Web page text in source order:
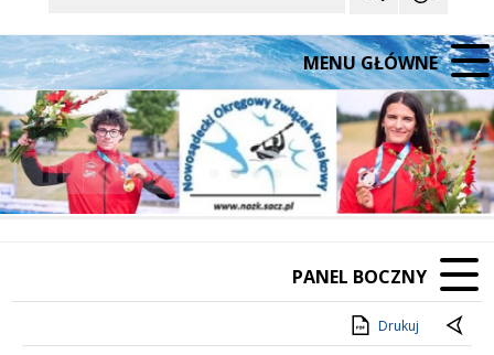
MENU GŁÓWNE
Poprzedni Element
Następny Element
❚❚
PANEL BOCZNY
Drukuj